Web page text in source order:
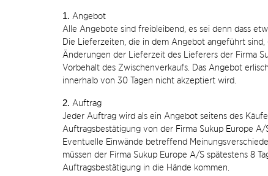
1. Angebot
Alle Angebote sind freibleibend, es sei denn dass
Die Lieferzeiten, die in dem Angebot angeführt
Änderungen der Lieferzeit des Lieferers der Firma
Vorbehalt des Zwischenverkaufs. Das Angebot
innerhalb von 30 Tagen nicht akzeptiert wird.
2. Auftrag
Jeder Auftrag wird als ein Angebot seitens des
Auftragsbestätigung von der Firma Sukup Europe A/
Eventuelle Einwände betreffend
müssen der Firma Sukup Europe A/S spätestens 8
Auftragsbestätigung in die Hände kommen.